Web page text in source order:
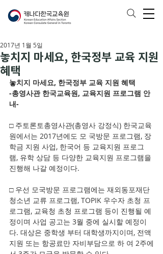
놓치지 마세요, 한국정부 교육 지원
혜택
2017년 1월 5일
놓치지 마세요, 한국정부 교육 지원 혜택
-총영사관 한국교육원, 교육지원 프로그램 안
내-
□ 주토론토총영사관(총영사 강정식) 한국교육
원에서는 2017년에도 모 국방문 프로그램, 장
학금 지원 사업, 한국어 등 교육지원 프로그
램, 유학 상담 등 다양한 교육지원 프로그램을
진행해 나갈 예정이다.
□ 우선 모국방문 프로그램에는 재외동포재단
청소년 교류 프로그램, TOPIK 우수자 초청 프
로그램, 교육청 초청 프로그램 등이 진행될 예
정이며 사업 공고는 3월 중에 실시할 예정이
다. 대상은 중학생 부터 대학생까지이며, 전액
지원 또는 항공료만 자비부담으로 하 여 2주에